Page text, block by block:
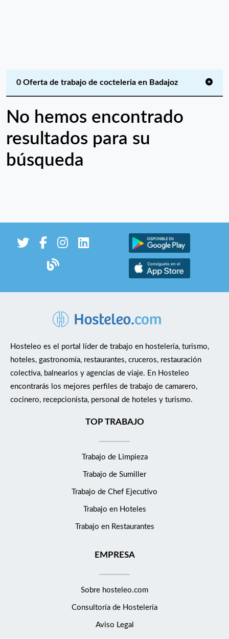
0 Oferta de trabajo de cocteleria en Badajoz
No hemos encontrado
resultados para su
búsqueda
Hosteleo es el portal líder de trabajo en hostelería, turismo,
hoteles, gastronomía, restaurantes, cruceros, restauración
colectiva, balnearios y agencias de viaje. En Hosteleo
encontrarás los mejores perfiles de trabajo de camarero,
cocinero, recepcionista, personal de hoteles y turismo.
TOP TRABAJO
Trabajo de Limpieza
Trabajo de Sumiller
Trabajo de Chef Ejecutivo
Trabajo en Hoteles
Trabajo en Restaurantes
EMPRESA
Sobre hosteleo.com
Consultoría de Hostelería
Aviso Legal